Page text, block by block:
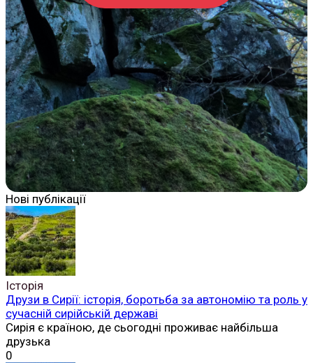
Нові публікації
Історія
Друзи в Сирії: історія, боротьба за автономію та роль у
сучасній сирійській державі
Сирія є країною, де сьогодні проживає найбільша
друзька
0